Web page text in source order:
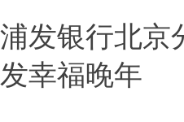
浦发银行北京
发幸福晚年